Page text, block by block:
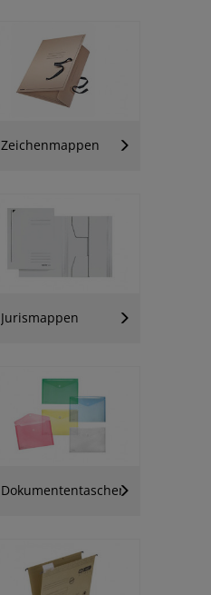
Zeichenmappen
Jurismappen
Dokumententaschen